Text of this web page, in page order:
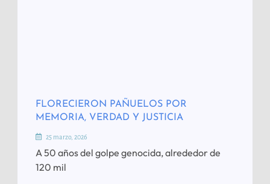
FLORECIERON PAÑUELOS POR
MEMORIA, VERDAD Y JUSTICIA
25 marzo, 2026
A 50 años del golpe genocida, alrededor de
120 mil